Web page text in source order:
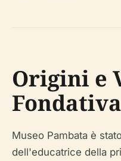
Origini e
Fondativa
Museo Pambata è
dell'educatrice della